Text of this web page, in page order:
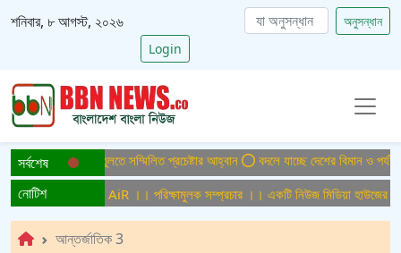
শনিবার, ৮ আগস্ট, ২০২৬
অনুসন্ধান
Login
সর্বশেষ
বাংলাদেশ গড়ে তুলতে সম্মিলিত প্রচেষ্টার আহ্বান বদলে যাচ্ছে দেশের বিমান ও পর্যটন
নোটিশ।। Test AiR ।। পরিক্ষামুলক সম্প্রচার ।। একটি নিউজ মিডিয়া হাউজের
আন্তর্জাতিক 3